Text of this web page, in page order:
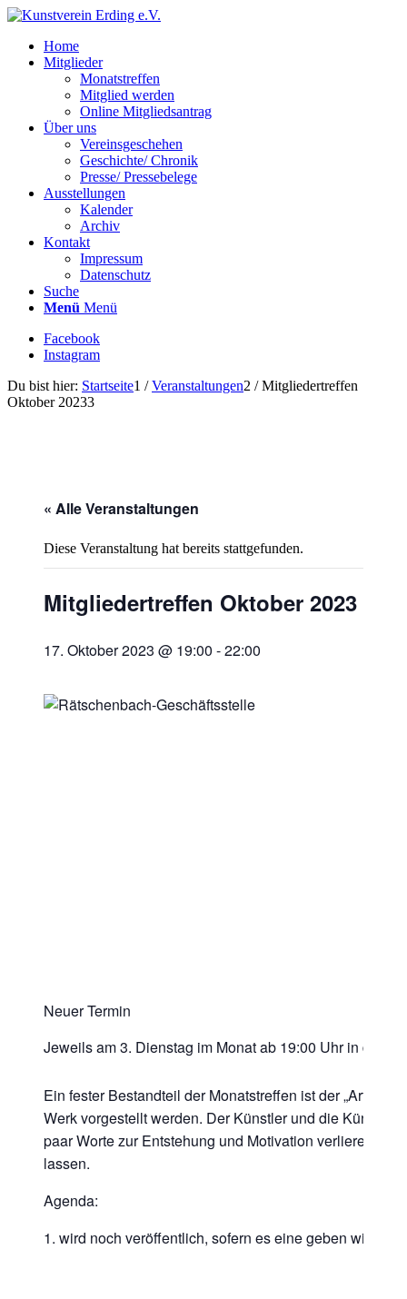
Home
Mitglieder
Monatstreffen
Mitglied werden
Online Mitgliedsantrag
Über uns
Vereinsgeschehen
Geschichte/ Chronik
Presse/ Pressebelege
Ausstellungen
Kalender
Archiv
Kontakt
Impressum
Datenschutz
Suche
Menü Menü
Facebook
Instagram
Du bist hier: Startseite1 / Veranstaltungen2 / Mitgliedertreffen
Oktober 20233
« Alle Veranstaltungen
Diese Veranstaltung hat bereits stattgefunden.
Mitgliedertreffen Oktober 2023
17. Oktober 2023 @ 19:00 -22:00
Neuer Termin
Jeweils am 3. Dienstag im Monat ab 19:00 Uhr in der
Ein fester Bestandteil der Monatstreffen ist der „Art
Werk vorgestellt werden. Der Künstler und die
paar Worte zur Entstehung und Motivation verlieren.
lassen.
Agenda:
wird noch veröffentlich, sofern es eine geben wird